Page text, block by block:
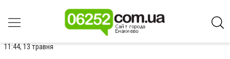
11:44, 13 травня